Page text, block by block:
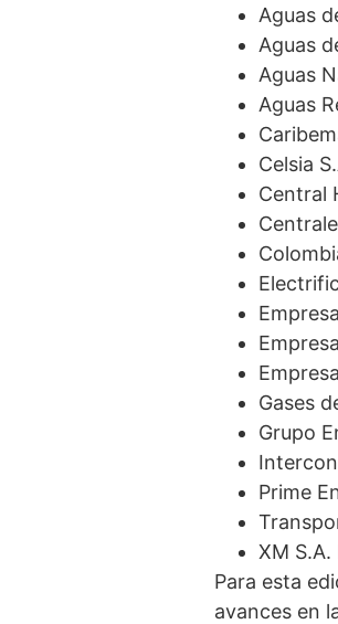
Aguas
Aguas
Aguas
Aguas
Celsia
Central
Gases
Grupo
Prime
XM S.A.
Para esta
avances en